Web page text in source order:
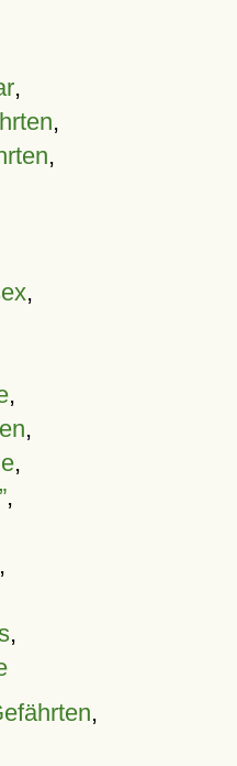
,
,
,
,
,
,
,
,
,
,